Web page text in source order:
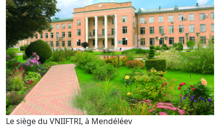
Le siège du VNIIFTRI, à Mendéléev